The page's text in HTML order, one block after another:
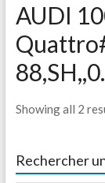
AUDI
Showing all 2
Rechercher